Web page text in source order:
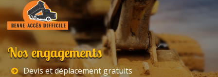
Nos engagements
Devis et déplacement gratuits